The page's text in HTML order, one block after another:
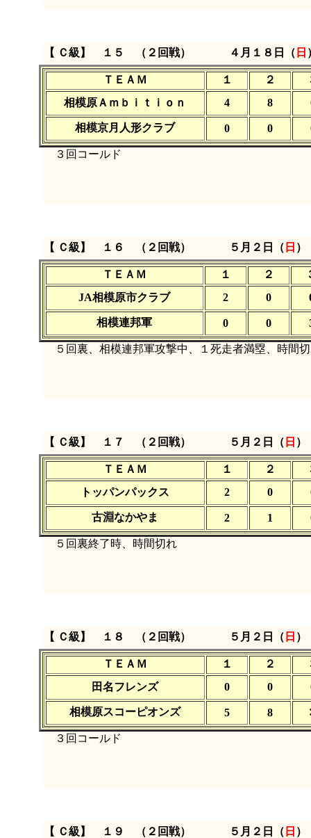
【 Ｃ級】 １５ （２回戦） ４月１８日（ 日
ＴＥＡＭ １ ２
相模原Ａｍｂｉｔｉｏｎ
4 8
相模京月人形クラブ 0 0
３回コールド
【 Ｃ級】 １６ （２回戦） ５月２日（ 日
ＴＥＡＭ １ ２
JA相模原市クラブ
2 0
相模連邦軍 0 0
５回裏、相模連邦軍攻撃中、１死走者満塁、時間
【 Ｃ級】 １７ （２回戦） ５月２日（ 日
ＴＥＡＭ １ ２
トッパンパックス
2 0
古淵なかやま 2 1
５回裏終了時、時間切れ
【 Ｃ級】 １８ （２回戦） ５月２日（ 日
ＴＥＡＭ １ ２
田名フレンズ
0 0
相模原スコーピオンズ 5 8
３回コールド
【 Ｃ級】 １９ （２回戦） ５月２日（ 日